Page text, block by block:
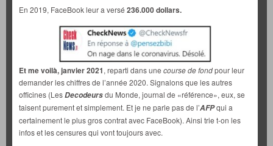
En 2019, FaceBook leur a versé 236.000 dollars.
Et me voilà, janvier 2021, reparti dans une course de fondpour leur
demander les chiffres de l’année 2020. Signalons que les autres
officines (LesDecodeursdu Monde, journal de «référence», eux, se
taisent purement et simplement. Et je ne parle pas de l’AFPqui a
certainement le plus gros contrat avec FaceBook). Ainsi trie t-on les
infos et les censures qui vont toujours avec.